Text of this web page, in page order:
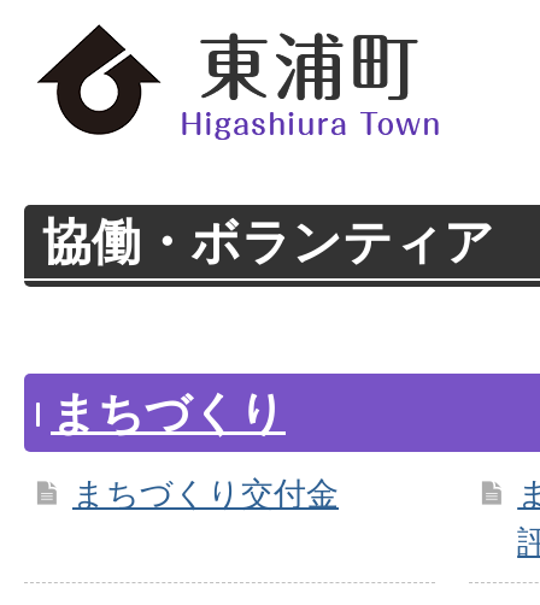
協働・ボランティア
まちづくり
まちづくり交付金